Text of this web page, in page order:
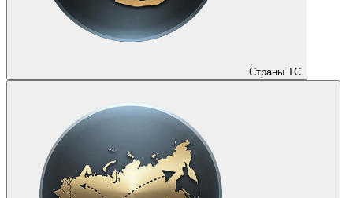
Страны ТС